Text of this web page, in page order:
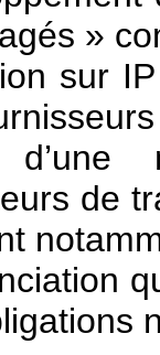
»
sur
de